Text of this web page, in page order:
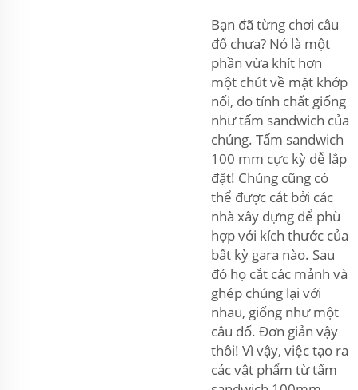
Bạn đã từng chơi câu
đố chưa? Nó là một
phần vừa khít hơn
một chút về mặt khớp
nối, do tính chất giống
như tấm sandwich của
chúng. Tấm sandwich
100 mm cực kỳ dễ lắp
đặt! Chúng cũng có
thể được cắt bởi các
nhà xây dựng để phù
hợp với kích thước của
bất kỳ gara nào. Sau
đó họ cắt các mảnh và
ghép chúng lại với
nhau, giống như một
câu đố. Đơn giản vậy
thôi! Vì vậy, việc tạo ra
các vật phẩm từ tấm